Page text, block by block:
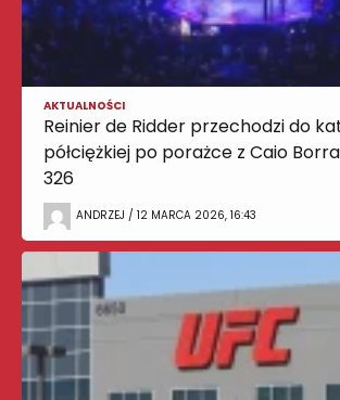
AKTUALNOŚCI
Reinier de Ridder przechodzi do
półciężkiej po porażce z Caio
326
ANDRZEJ / 12 MARCA 2026, 16:43